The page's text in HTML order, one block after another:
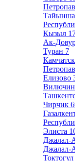
Тайынша
Кызыл
Ак-
Туран 7
Елизово
Чирчик
Элиста
Джалал-
Джалал-
Токтогул